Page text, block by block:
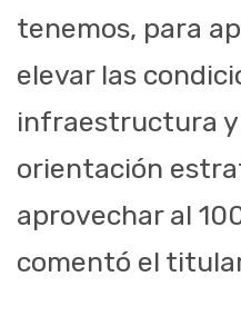
tenemos, para
elevar las
infraestructura y
orientación
aprovechar al
comentó el titular